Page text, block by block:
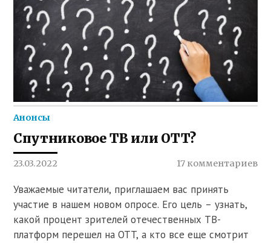
Анонсы
Спутниковое ТВ или OTT?
23.03.2022 17 комментариев
Уважаемые читатели, приглашаем вас принять
участие в нашем новом опросе. Его цель – узнать,
какой процент зрителей отечественных ТВ-
платформ перешел на OTT, а кто все еще смотрит